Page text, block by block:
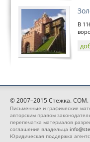
В
© 2007–2015 Стежка. COM.
Письменные и графические
авторским правом
перепечатка материалов
соглашения владельца
Юридическая поддержка